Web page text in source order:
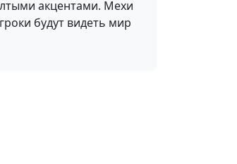
акцентами. Мехи
будут видеть мир